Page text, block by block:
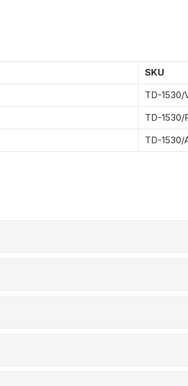
SKU
TD-1530/
TD-1530/
TD-1530/